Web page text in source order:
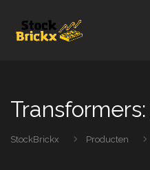
StockBrickx Producten